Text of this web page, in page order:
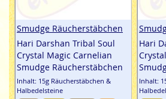
Smudge Räucherstäbchen
Hari Darshan Tribal Soul
Crystal Magic Carnelian
Smudge Räucherstäbchen
Inhalt: 15g Räucherstäbchen &
Halbedelsteine
Hari
Inhalt: